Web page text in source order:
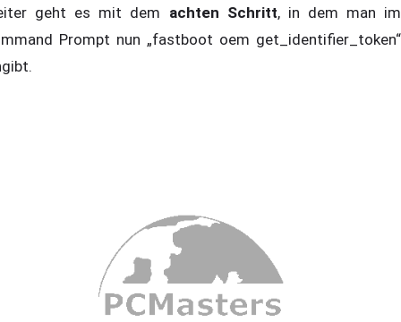
geht es mit dem achten Schritt, in dem man im
Prompt nun „fastboot oem get_identifier_token“